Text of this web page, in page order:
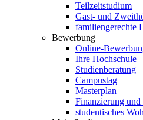
Teilzeitstudium
Gast- und
familiengerechte
Bewerbung
Online-
Ihre Hochschule
Studienberatung
Campustag
Masterplan
Finanzierung und
studentisches